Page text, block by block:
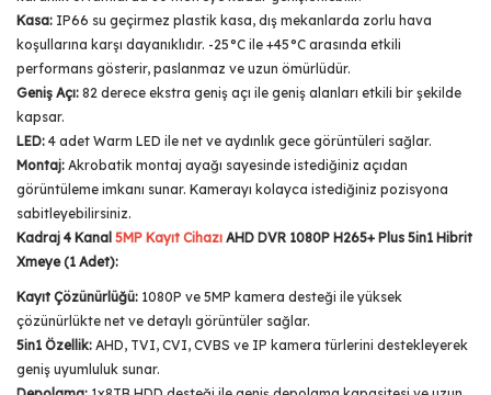
Kasa: IP66 su geçirmez plastik kasa, dış mekanlarda zorlu hava
koşullarına karşı dayanıklıdır. -25°C ile +45°C arasında etkili
performans gösterir, paslanmaz ve uzun ömürlüdür.
Geniş Açı: 82 derece ekstra geniş açı ile geniş alanları etkili bir şekilde
kapsar.
LED: 4 adet Warm LED ile net ve aydınlık gece görüntüleri sağlar.
Montaj: Akrobatik montaj ayağı sayesinde istediğiniz açıdan
görüntüleme imkanı sunar. Kamerayı kolayca istediğiniz pozisyona
sabitleyebilirsiniz.
Kadraj 4 Kanal 5MP Kayıt Cihazı AHD DVR 1080P H265+ Plus 5in1 Hibrit
Xmeye (1 Adet):
Kayıt Çözünürlüğü: 1080P ve 5MP kamera desteği ile yüksek
çözünürlükte net ve detaylı görüntüler sağlar.
5in1 Özellik: AHD, TVI, CVI, CVBS ve IP kamera türlerini destekleyerek
geniş uyumluluk sunar.